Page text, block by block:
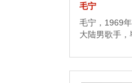
毛宁
毛宁，1969
大陆男歌手，